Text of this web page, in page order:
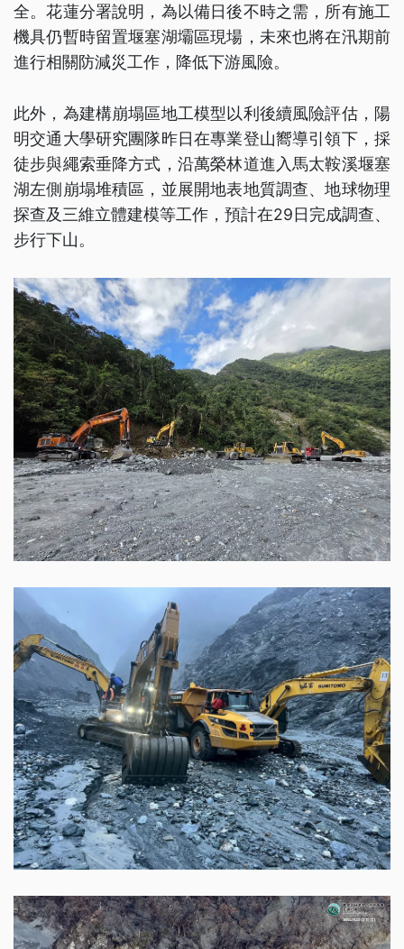
全。花蓮分署說明，為以備日後不時之需，所有施工
機具仍暫時留置堰塞湖壩區現場，未來也將在汛期前
進行相關防減災工作，降低下游風險。
此外，為建構崩塌區地工模型以利後續風險評估，陽
明交通大學研究團隊昨日在專業登山嚮導引領下，採
徒步與繩索垂降方式，沿萬榮林道進入馬太鞍溪堰塞
湖左側崩塌堆積區，並展開地表地質調查、地球物理
探查及三維立體建模等工作，預計在29日完成調查、
步行下山。